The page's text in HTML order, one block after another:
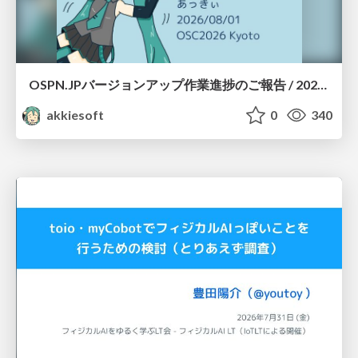
OSPN.JPバージョンアップ作業進捗のご報告 / 20260801-osc26kyoto
akkiesoft
0 340